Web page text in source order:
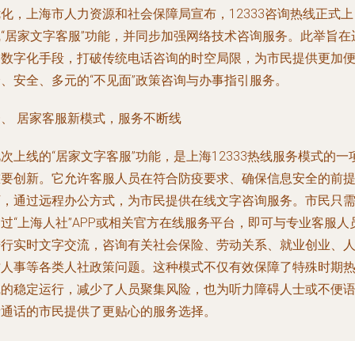
，上海市人力资源和社会保障局宣布，12333咨询热线正式上
居家文字客服”功能，并同步加强网络技术咨询服务。此举旨在
字化手段，打破传统电话咨询的时空局限，为市民提供更加便
安全、多元的“不见面”政策咨询与办事指引服务。
居家客服新模式，服务不断线
上线的“居家文字客服”功能，是上海12333热线服务模式的一
创新。它允许客服人员在符合防疫要求、确保信息安全的前提
通过远程办公方式，为市民提供在线文字咨询服务。市民只需
“上海人社”APP或相关官方在线服务平台，即可与专业客服人
实时文字交流，咨询有关社会保险、劳动关系、就业创业、人
事等各类人社政策问题。这种模式不仅有效保障了特殊时期热
稳定运行，减少了人员聚集风险，也为听力障碍人士或不便语
话的市民提供了更贴心的服务选择。